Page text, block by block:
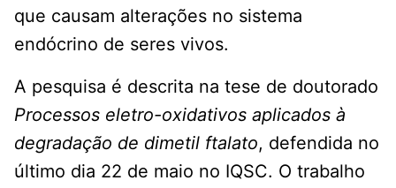
que causam alterações no sistema
endócrino de seres vivos.
A pesquisa é descrita na tese de doutorado
Processos eletro-oxidativos aplicados à
degradação de dimetil ftalato, defendida no
último dia 22 de maio no IQSC. O trabalho